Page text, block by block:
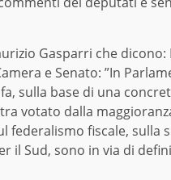
Gasparri che dicono:
e Senato: ”In
sulla base di una
votato dalla
fiscale, sulla
il Sud, sono in via di